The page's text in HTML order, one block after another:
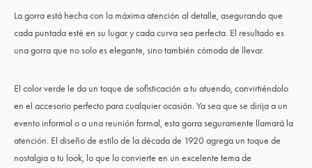
La gorra está hecha con la máxima atención al detalle, asegurando que
cada puntada esté en su lugar y cada curva sea perfecta. El resultado es
una gorra que no solo es elegante, sino también cómoda de llevar.
El color verde le da un toque de sofisticación a tu atuendo, convirtiéndolo
en el accesorio perfecto para cualquier ocasión. Ya sea que se dirija a un
evento informal o a una reunión formal, esta gorra seguramente llamará la
atención. El diseño de estilo de la década de 1920 agrega un toque de
nostalgia a tu look, lo que lo convierte en un excelente tema de